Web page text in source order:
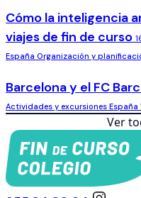
Barcelona y el FC
Ver
955 34 02 04
info@findecursocolegio.com
Destinos